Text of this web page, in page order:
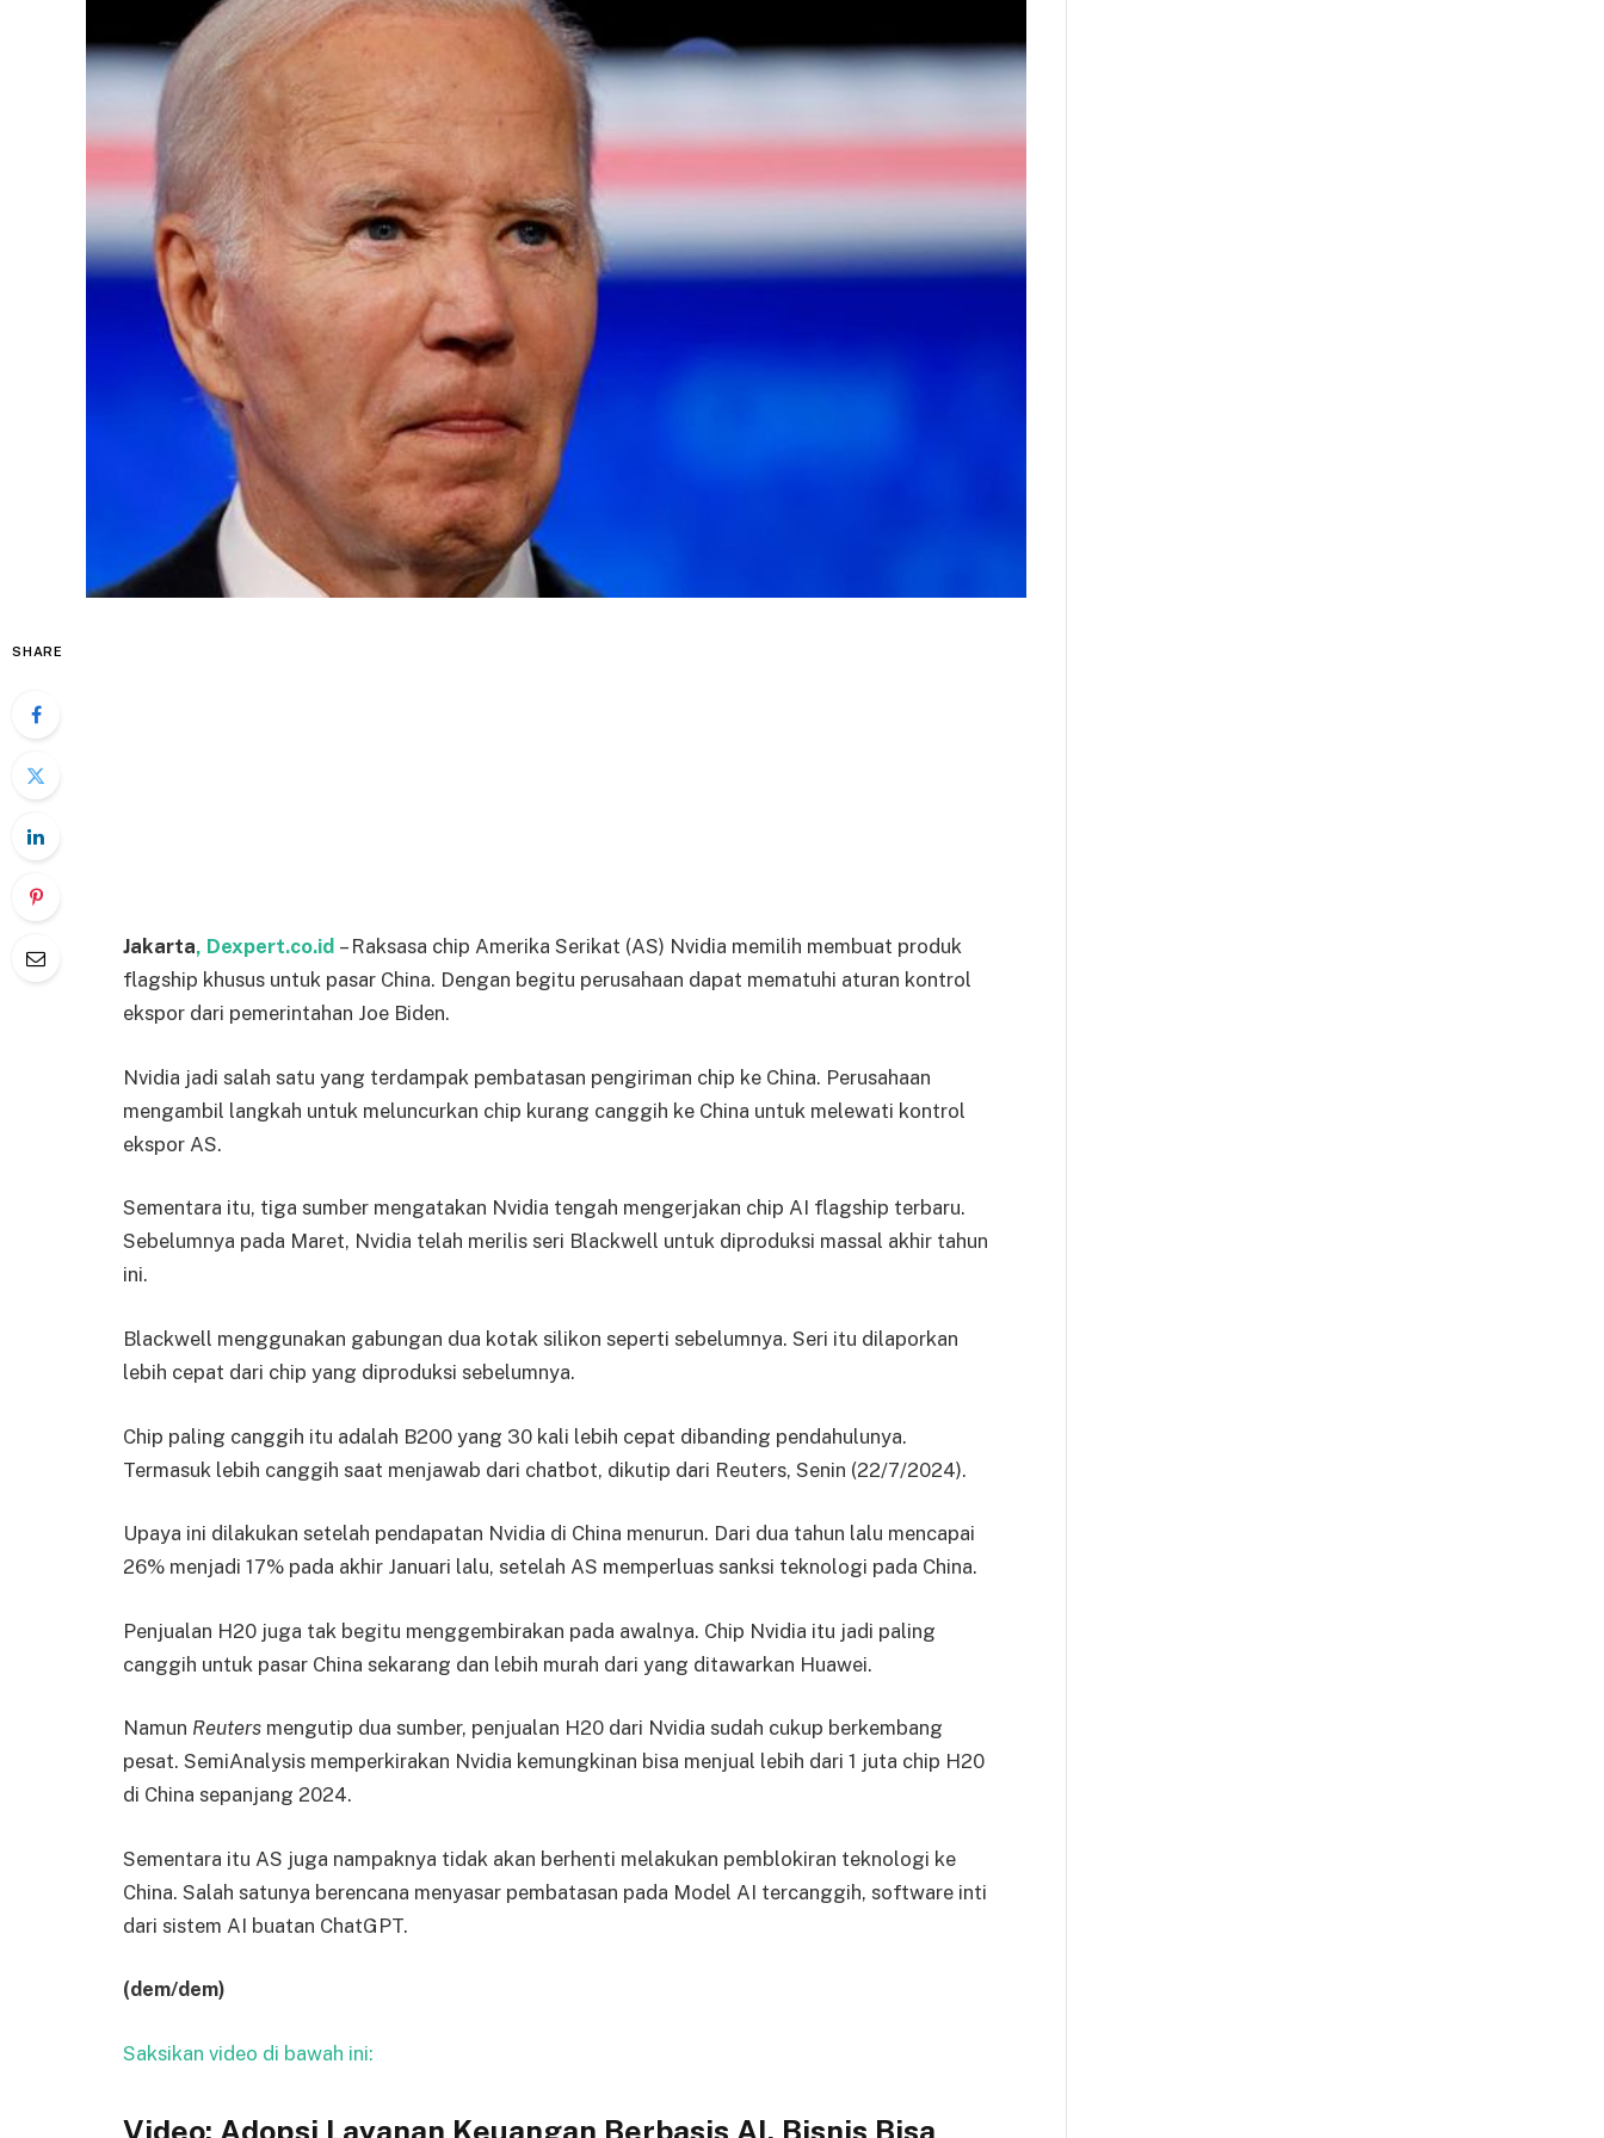
SHARE
Jakarta, Dexpert.co.id – Raksasa chip Amerika Serikat (AS) Nvidia memilih membuat produk
flagship khusus untuk pasar China. Dengan begitu perusahaan dapat mematuhi aturan kontrol
ekspor dari pemerintahan Joe Biden.
Nvidia jadi salah satu yang terdampak pembatasan pengiriman chip ke China. Perusahaan
mengambil langkah untuk meluncurkan chip kurang canggih ke China untuk melewati kontrol
ekspor AS.
Sementara itu, tiga sumber mengatakan Nvidia tengah mengerjakan chip AI flagship terbaru.
Sebelumnya pada Maret, Nvidia telah merilis seri Blackwell untuk diproduksi massal akhir tahun
ini.
Blackwell menggunakan gabungan dua kotak silikon seperti sebelumnya. Seri itu dilaporkan
lebih cepat dari chip yang diproduksi sebelumnya.
Chip paling canggih itu adalah B200 yang 30 kali lebih cepat dibanding pendahulunya.
Termasuk lebih canggih saat menjawab dari chatbot, dikutip dari Reuters, Senin (22/7/2024).
Upaya ini dilakukan setelah pendapatan Nvidia di China menurun. Dari dua tahun lalu mencapai
26% menjadi 17% pada akhir Januari lalu, setelah AS memperluas sanksi teknologi pada China.
Penjualan H20 juga tak begitu menggembirakan pada awalnya. Chip Nvidia itu jadi paling
canggih untuk pasar China sekarang dan lebih murah dari yang ditawarkan Huawei.
Namun Reuters mengutip dua sumber, penjualan H20 dari Nvidia sudah cukup berkembang
pesat. SemiAnalysis memperkirakan Nvidia kemungkinan bisa menjual lebih dari 1 juta chip H20
di China sepanjang 2024.
Sementara itu AS juga nampaknya tidak akan berhenti melakukan pemblokiran teknologi ke
China. Salah satunya berencana menyasar pembatasan pada Model AI tercanggih, software inti
dari sistem AI buatan ChatGPT.
(dem/dem)
Saksikan video di bawah ini: